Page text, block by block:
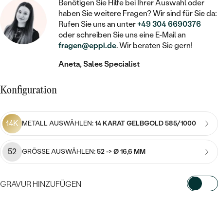
MIT FÜLLUNG
IM SET
LAB GROWN DIAMANTEN ZUM
EINFASSEN
FARBIGE DIAMANTEN ZUM EINFASSEN
MIT LAB GROWN DIAMANT
MIT MOISSANIT
SCHMUCK FÜR KINDER
BROSCHEN
SCHMUCKZUBEHÖR
NACH MATERIAL
GOLD
SILBER
PLATIN
KINDER
PIERCINGS
MIT DIAMANT
PERLENOHRRINGE
NACH PREIS
PREISWERTE
MEDAILLON
KETTEN
HERZKETTEN
MIT TIEREN
NACH EDELSTEIN
MIT DIAMANT
MIT EDELSTEIN
PERLENKETTEN
SIEGELRINGE
PERSONALISIERT
MIT EDELSTEIN
PERLENRINGE
Benötigen Sie Hilfe bei Ihrer Auswahl oder
haben Sie weitere Fragen? Wir sind für Sie da:
Rufen Sie uns an unter+49 304 6690376
oder schreiben Sie uns eine E-Mail an
fragen@eppi.de. Wir beraten Sie gern!
Aneta, Sales Specialist
Konfiguration
14K METALL AUSWÄHLEN:14 KARAT GELBGOLD 585/1000
52 GRÖSSE AUSWÄHLEN:52 -> Ø 16,6 MM
GRAVUR HINZUFÜGEN